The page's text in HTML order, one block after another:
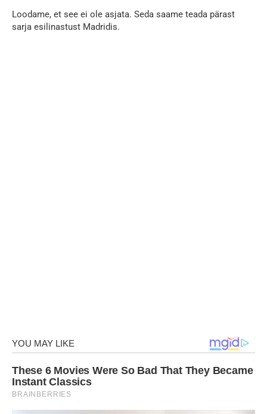
Loodame, et see ei ole asjata. Seda saame teada pärast
sarja esilinastust Madridis.